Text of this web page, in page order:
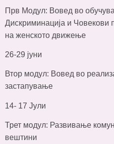
Прв Модул: Вовед во
Дискриминација и Човекови
на женското движење
26-29 јуни
Втор модул: Вовед во
застапување
14- 17 Јули
Трет модул: Развивање
вештини